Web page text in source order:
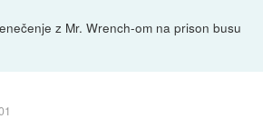
z Mr. Wrench-om na prison busu